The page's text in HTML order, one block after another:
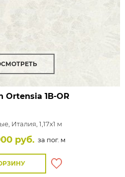
Ortensia 1B-OR
Италия, 1,17x1 м
руб. за пог. м